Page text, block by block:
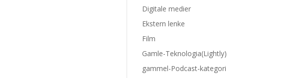
Digitale medier
Ekstern lenke
Film
Gamle-Teknologia(Lightly)
gammel-Podcast-kategori